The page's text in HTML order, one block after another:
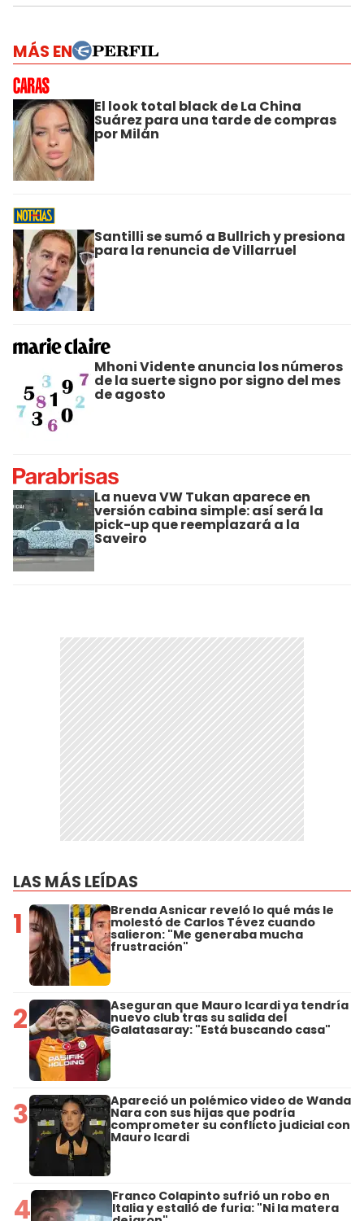
MÁS EN
El look total black de La China
Suárez para una tarde de compras
por Milán
Santilli se sumó a Bullrich y presiona
para la renuncia de Villarruel
Mhoni Vidente anuncia los números
de la suerte signo por signo del mes
de agosto
La nueva VW Tukan aparece en
versión cabina simple: así será la
pick-up que reemplazará a la
Saveiro
LAS MÁS LEÍDAS
1 Brenda Asnicar reveló lo qué más le
molestó de Carlos Tévez cuando
salieron: "Me generaba mucha
frustración"
2 Aseguran que Mauro Icardi ya tendría
nuevo club tras su salida del
Galatasaray: "Está buscando casa"
3 Apareció un polémico video de Wanda
Nara con sus hijas que podría
comprometer su conflicto judicial con
Mauro Icardi
4 Franco Colapinto sufrió un robo en
Italia y estalló de furia: "Ni la matera